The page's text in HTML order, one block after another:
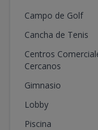
Campo de Golf
Cancha de Tenis
Centros
Cercanos
Gimnasio
Lobby
Piscina